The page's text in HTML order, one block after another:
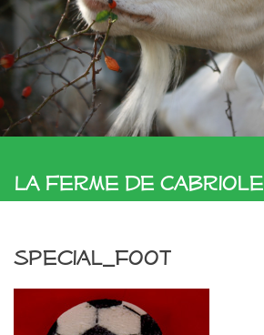
La Ferme de Cabriole
special_foot